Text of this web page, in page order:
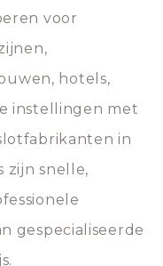
voor
hotels,
instellingen met
in
zijn snelle,
gespecialiseerde